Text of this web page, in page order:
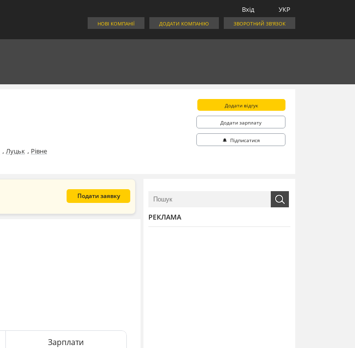
УКР
Вхід
ЗВОРОТНИЙ ЗВ'ЯЗОК
ДОДАТИ КОМПАНІЮ
НОВІ КОМПАНІЇ
, Луцьк , Рівне
Додати відгук
Додати зарплату
🔔 Підписатися
Подати заявку
Зарплати
РЕКЛАМА